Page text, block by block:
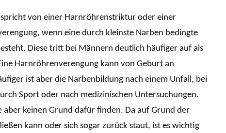
von einer Harnröhrenstriktur oder einer
wenn eine durch kleinste Narben bedingte
Diese tritt bei Männern deutlich häufiger auf als
Harnröhrenverengung kann von Geburt an
ist aber die Narbenbildung nach einem Unfall, bei
Sport oder nach medizinischen Untersuchungen.
keinen Grund dafür finden. Da auf Grund der
kann oder sich sogar zurück staut, ist es wichtig